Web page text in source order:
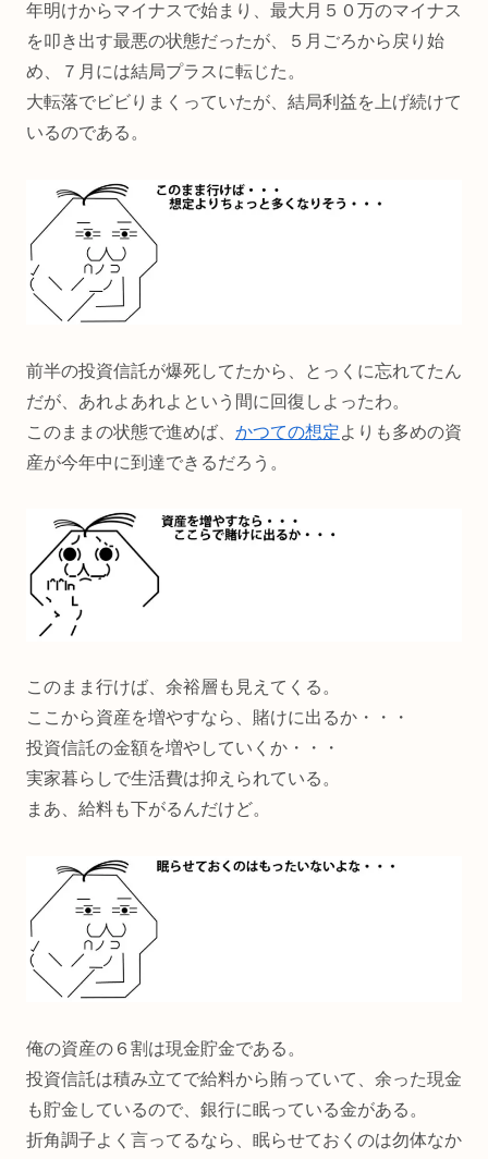
年明けからマイナスで始まり、最大月５０万のマイナス
を叩き出す最悪の状態だったが、５月ごろから戻り始
め、７月には結局プラスに転じた。
大転落でビビりまくっていたが、結局利益を上げ続けて
いるのである。
前半の投資信託が爆死してたから、とっくに忘れてたん
だが、あれよあれよという間に回復しよったわ。
このままの状態で進めば、 かつての想定よりも多めの資
産が今年中に到達できるだろう。
このまま行けば、余裕層も見えてくる。
ここから資産を増やすなら、賭けに出るか・・・
投資信託の金額を増やしていくか・・・
実家暮らしで生活費は抑えられている。
まあ、給料も下がるんだけど。
俺の資産の６割は現金貯金である。
投資信託は積み立てで給料から賄っていて、余った現金
も貯金しているので、銀行に眠っている金がある。
折角調子よく言ってるなら、眠らせておくのは勿体なか